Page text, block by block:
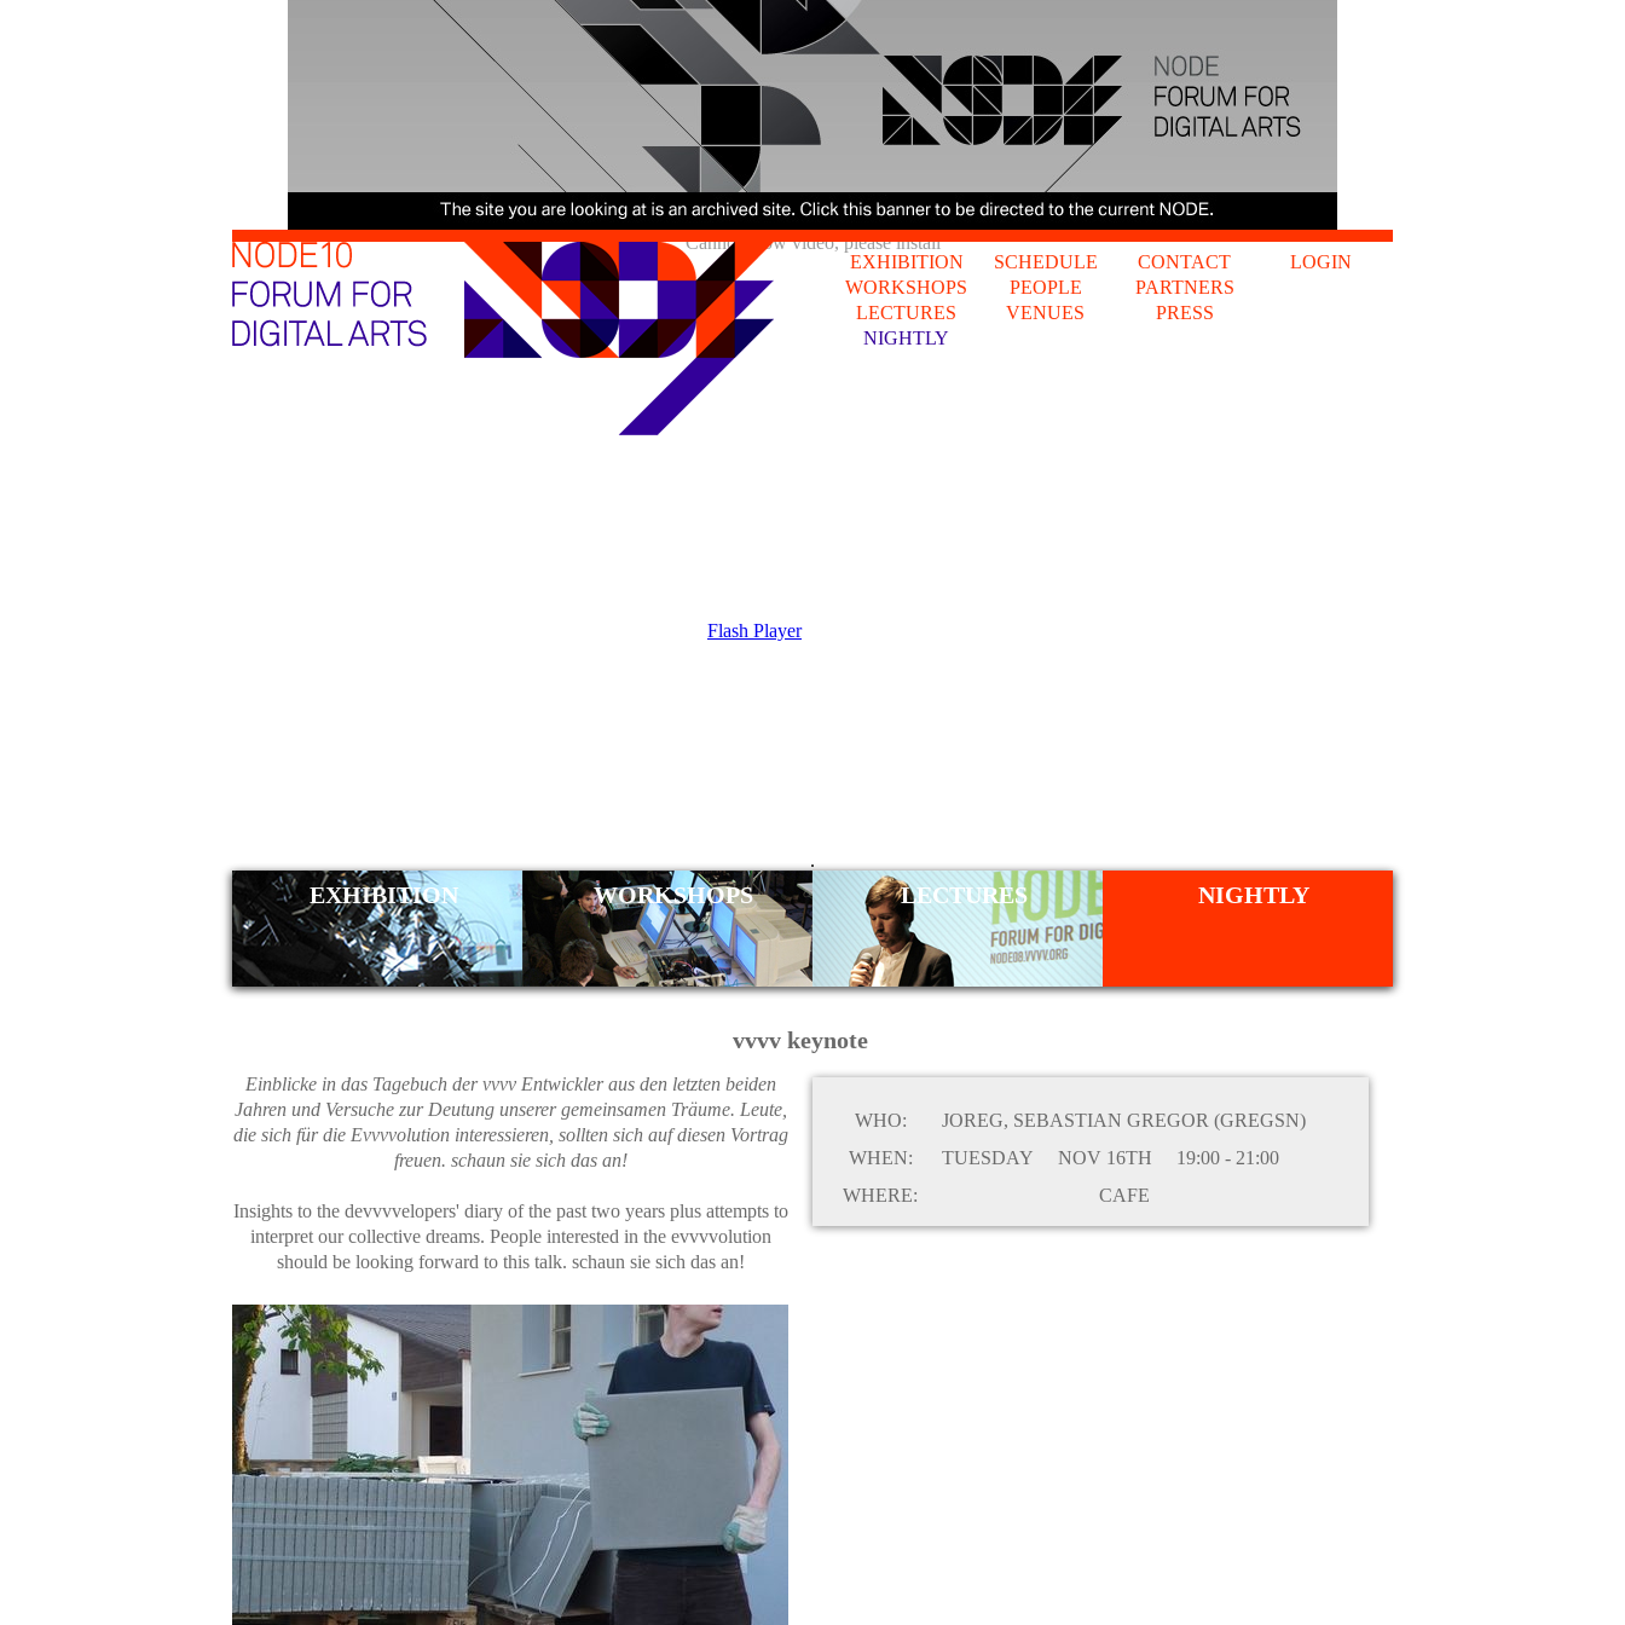
Cannot show video, please install
Flash Player
.
EXHIBITION
WORKSHOPS
LECTURES
NIGHTLY
SCHEDULE
PEOPLE
VENUES
CONTACT
PARTNERS
PRESS
LOGIN
EXHIBITION WORKSHOPS LECTURES NIGHTLY
vvvv keynote
Einblicke in das Tagebuch der vvvv Entwickler aus den letzten beiden
Jahren und Versuche zur Deutung unserer gemeinsamen Träume. Leute,
die sich für die Evvvvolution interessieren, sollten sich auf diesen Vortrag
freuen. schaun sie sich das an!
Insights to the devvvvelopers' diary of the past two years plus attempts to
interpret our collective dreams. People interested in the evvvvolution
should be looking forward to this talk. schaun sie sich das an!
WHO: JOREG, SEBASTIAN GREGOR (GREGSN)
WHEN:
TUESDAY NOV 16TH
19:00 - 21:00
WHERE:
CAFE